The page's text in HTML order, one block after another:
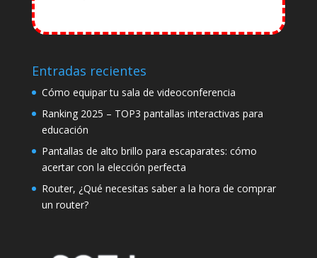
Entradas recientes
Cómo equipar tu sala de videoconferencia
Ranking 2025 – TOP3 pantallas interactivas para
educación
Pantallas de alto brillo para escaparates: cómo
acertar con la elección perfecta
Router, ¿Qué necesitas saber a la hora de comprar
un router?